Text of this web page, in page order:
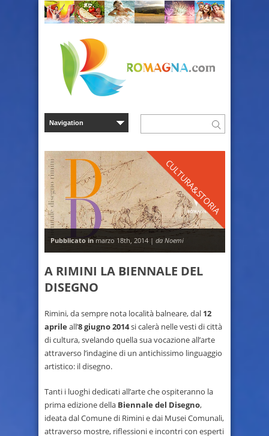
CULTURA&STORIA
Pubblicato inmarzo 18th, 2014 | da Noemi
A RIMINI LA BIENNALE DEL
DISEGNO
Rimini, da sempre nota località balneare, dal 12
aprile all’8 giugno 2014si calerà nelle vesti di città
di cultura, svelando quella sua vocazione all’arte
attraverso l’indagine di un antichissimo linguaggio
artistico: il disegno.
Tanti i luoghi dedicati all’arte che ospiteranno la
prima edizione della Biennale del Disegno,
ideata dal Comune di Rimini e dai Musei Comunali,
attraverso mostre, riflessioni e incontri con esperti